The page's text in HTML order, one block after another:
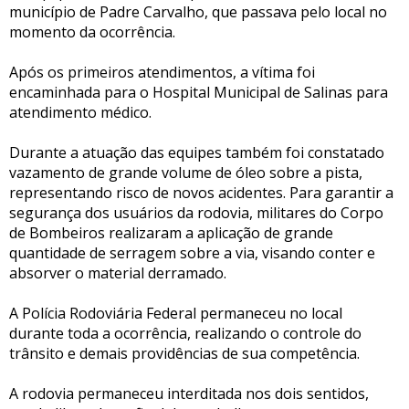
município de Padre Carvalho, que passava pelo local no
momento da ocorrência.
Após os primeiros atendimentos, a vítima foi
encaminhada para o Hospital Municipal de Salinas para
atendimento médico.
Durante a atuação das equipes também foi constatado
vazamento de grande volume de óleo sobre a pista,
representando risco de novos acidentes. Para garantir a
segurança dos usuários da rodovia, militares do Corpo
de Bombeiros realizaram a aplicação de grande
quantidade de serragem sobre a via, visando conter e
absorver o material derramado.
A Polícia Rodoviária Federal permaneceu no local
durante toda a ocorrência, realizando o controle do
trânsito e demais providências de sua competência.
A rodovia permaneceu interditada nos dois sentidos,